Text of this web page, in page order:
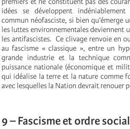
idées se développent
commun néofasciste, si bien qu’émerge
les luttes environnementales deviennent
les antifascistes. Ce clivage renvoie en
au fascisme « classique », entre un
grande industrie et la technique
puissance nationale (économique et
qui idéalise la terre et la nature comme
avec lesquelles la Nation devrait renouer
9 – Fascisme et ordre social